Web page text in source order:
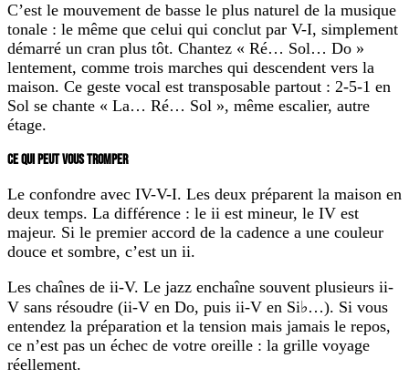
C’est le mouvement de basse le plus naturel de la musique
tonale : le même que celui qui conclut par V-I, simplement
démarré un cran plus tôt. Chantez « Ré… Sol… Do »
lentement, comme trois marches qui descendent vers la
maison. Ce geste vocal est transposable partout : 2-5-1 en
Sol se chante « La… Ré… Sol », même escalier, autre
étage.
CE QUI PEUT VOUS TROMPER
Le confondre avec IV-V-I. Les deux préparent la maison en
deux temps. La différence : le ii est mineur, le IV est
majeur. Si le premier accord de la cadence a une couleur
douce et sombre, c’est un ii.
Les chaînes de ii-V. Le jazz enchaîne souvent plusieurs ii-
V sans résoudre (ii-V en Do, puis ii-V en Si♭…). Si vous
entendez la préparation et la tension mais jamais le repos,
ce n’est pas un échec de votre oreille : la grille voyage
réellement.